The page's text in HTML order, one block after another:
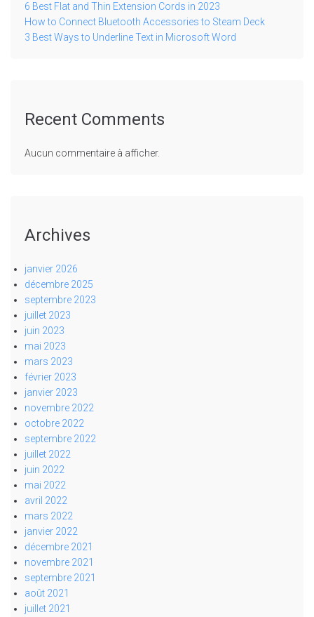
6 Best Flat and Thin Extension Cords in 2023
How to Connect Bluetooth Accessories to Steam Deck
3 Best Ways to Underline Text in Microsoft Word
Recent Comments
Aucun commentaire à afficher.
Archives
janvier 2026
décembre 2025
septembre 2023
juillet 2023
juin 2023
mai 2023
mars 2023
février 2023
janvier 2023
novembre 2022
octobre 2022
septembre 2022
juillet 2022
juin 2022
mai 2022
avril 2022
mars 2022
janvier 2022
décembre 2021
novembre 2021
septembre 2021
août 2021
juillet 2021